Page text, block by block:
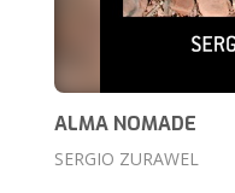
ALMA NOMADE
SERGIO ZURAWEL